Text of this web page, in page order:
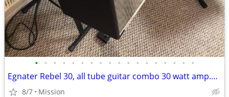
• • • • • • • • • • • • • • • • • •
Egnater Rebel 30, all tube guitar combo 30 watt amp.12inch speaker
8/7 Mission